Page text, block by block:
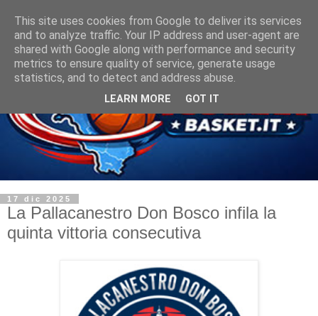
17 dic 2025
La Pallacanestro Don Bosco infila la
quinta vittoria consecutiva
This site uses cookies from Google to deliver its services
and to analyze traffic. Your IP address and user-agent are
shared with Google along with performance and security
metrics to ensure quality of service, generate usage
statistics, and to detect and address abuse.
LEARN MORE GOT IT